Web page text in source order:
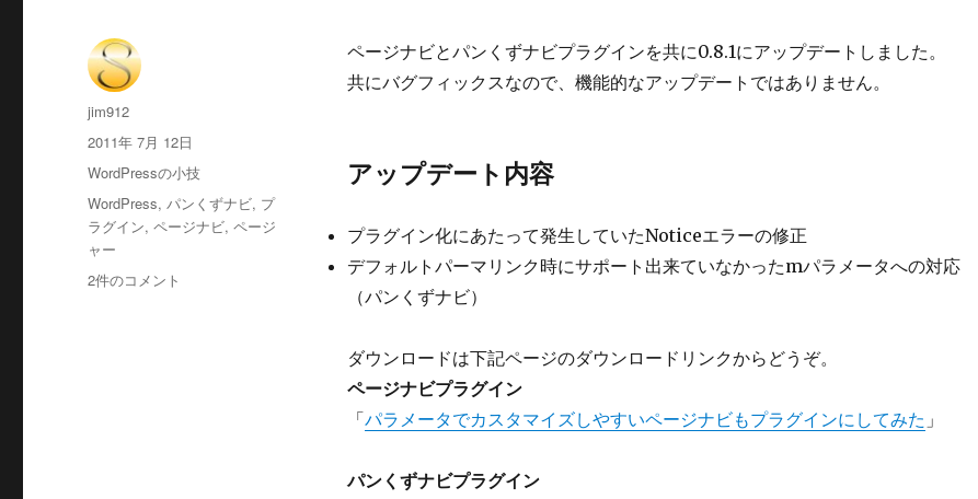
ページナビとパンくずナビプラグインを共に0.8.1にアップデートしました。
共にバグフィックスなので、機能的なアップデートではありません。
アップデート内容
プラグイン化にあたって発生していたNoticeエラーの修正
デフォルトパーマリンク時にサポート出来ていなかったmパラメータへの対応
（パンくずナビ）
ダウンロードは下記ページのダウンロードリンクからどうぞ。
ページナビプラグイン
「パラメータでカスタマイズしやすいページナビもプラグインにしてみた 」
パンくずナビプラグイン
投
稿
jim912
投
稿
2011年 7月 12日
カ
テ
ゴ
リ
ー
WordPressの小技
タ
グ
WordPress,パンくずナビ, プ
ラグイン,ページナビ,ページ
ャー
ペ
2件のコメント